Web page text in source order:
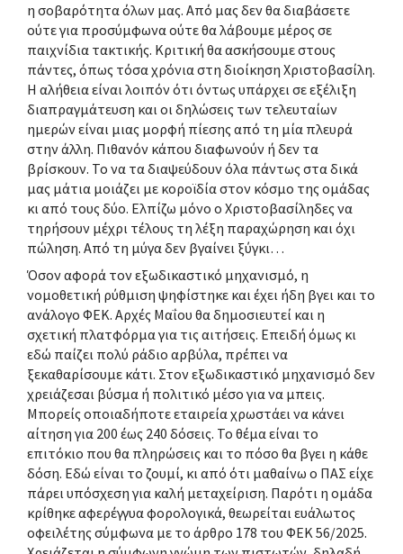
η σοβαρότητα όλων μας. Από μας δεν θα διαβάσετε
ούτε για προσύμφωνα ούτε θα λάβουμε μέρος σε
παιχνίδια τακτικής. Κριτική θα ασκήσουμε στους
πάντες, όπως τόσα χρόνια στη διοίκηση Χριστοβασίλη.
Η αλήθεια είναι λοιπόν ότι όντως υπάρχει σε εξέλιξη
διαπραγμάτευση και οι δηλώσεις των τελευταίων
ημερών είναι μιας μορφή πίεσης από τη μία πλευρά
στην άλλη. Πιθανόν κάπου διαφωνούν ή δεν τα
βρίσκουν. Το να τα διαψεύδουν όλα πάντως στα δικά
μας μάτια μοιάζει με κοροϊδία στον κόσμο της ομάδας
κι από τους δύο. Ελπίζω μόνο ο Χριστοβασίληδες να
τηρήσουν μέχρι τέλους τη λέξη παραχώρηση και όχι
πώληση. Από τη μύγα δεν βγαίνει ξύγκι…
Όσον αφορά τον εξωδικαστικό μηχανισμό, η
νομοθετική ρύθμιση ψηφίστηκε και έχει ήδη βγει και το
ανάλογο ΦΕΚ. Αρχές Μαΐου θα δημοσιευτεί και η
σχετική πλατφόρμα για τις αιτήσεις. Επειδή όμως κι
εδώ παίζει πολύ ράδιο αρβύλα, πρέπει να
ξεκαθαρίσουμε κάτι. Στον εξωδικαστικό μηχανισμό δεν
χρειάζεσαι βύσμα ή πολιτικό μέσο για να μπεις.
Μπορείς οποιαδήποτε εταιρεία χρωστάει να κάνει
αίτηση για 200 έως 240 δόσεις. Το θέμα είναι το
επιτόκιο που θα πληρώσεις και το πόσο θα βγει η κάθε
δόση. Εδώ είναι το ζουμί, κι από ότι μαθαίνω ο ΠΑΣ είχε
πάρει υπόσχεση για καλή μεταχείριση. Παρότι η ομάδα
κρίθηκε αφερέγγυα φορολογικά, θεωρείται ευάλωτος
οφειλέτης σύμφωνα με το άρθρο 178 του ΦΕΚ 56/2025.